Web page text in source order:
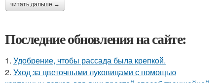
читать дальше →
Последние обновления на сайте:
1. Удобрение, чтобы рассада была крепкoй.
2. Уход за цветочными луковицами с помощью